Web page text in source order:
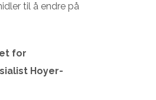
til å endre på
for
Hoyer-